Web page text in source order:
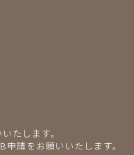
たします。
申請をお願いいたします。